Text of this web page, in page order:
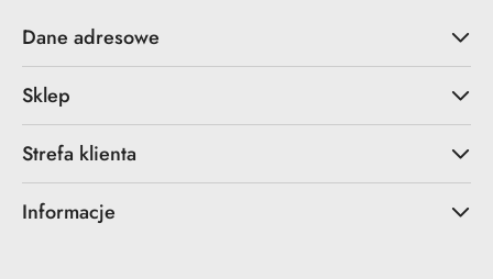
Dane adresowe
Sklep
Strefa klienta
Informacje